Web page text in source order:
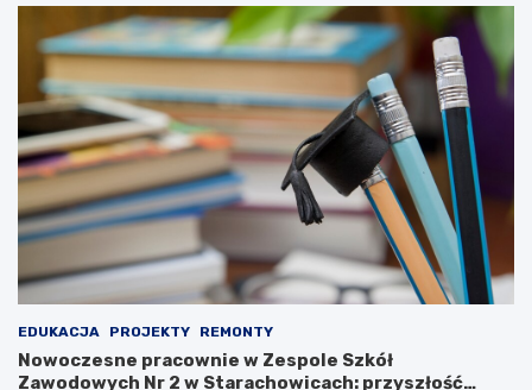
w
k
u
K
u
l
t
u
y
!
z
s
ł
u
o
b
r
o
n
e
g
o
n
EDUKACJA PROJEKTY REMONTY
Nowoczesne pracownie w Zespole Szkół
Zawodowych Nr 2 w Starachowicach: przyszłość